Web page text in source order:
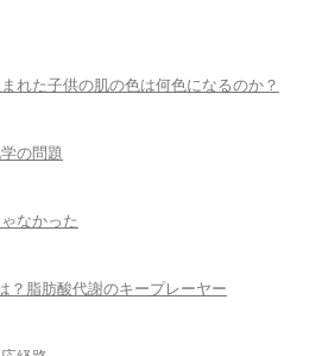
れた子供の肌の色は何色になるのか？
の問題
なかった
？脂肪酸代謝のキープレーヤー